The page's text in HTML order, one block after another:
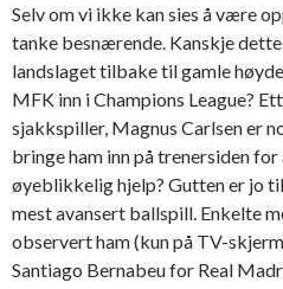
Selv om vi ikke kan sies å være
tanke besnærende. Kanskje
landslaget tilbake til gamle
MFK inn i Champions League?
sjakkspiller, Magnus Carlsen er
bringe ham inn på trenersiden
øyeblikkelig hjelp? Gutten er jo
mest avansert ballspill. Enkelte
observert ham (kun på TV-
Santiago Bernabeu for Real